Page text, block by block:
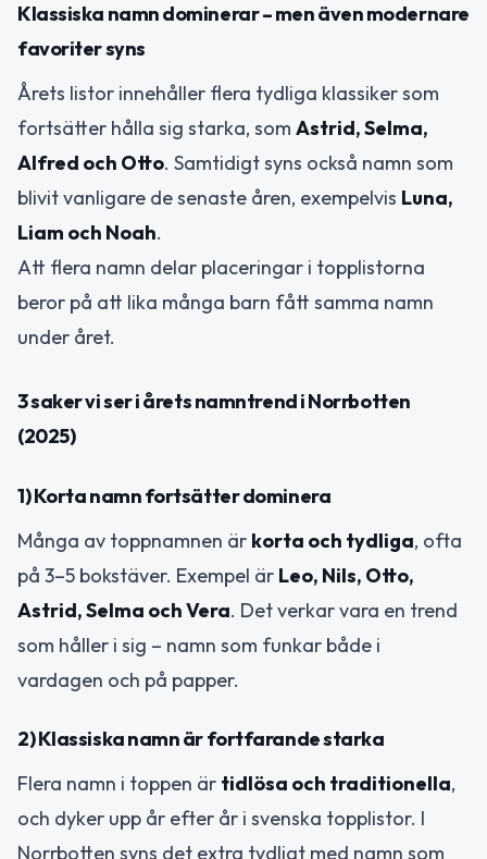
Klassiska namn dominerar – men även modernare
favoriter syns
Årets listor innehåller flera tydliga klassiker som
fortsätter hålla sig starka, som Astrid, Selma,
Alfred och Otto. Samtidigt syns också namn som
blivit vanligare de senaste åren, exempelvis Luna,
Liam och Noah.
Att flera namn delar placeringar i topplistorna
beror på att lika många barn fått samma namn
under året.
3 saker vi ser i årets namntrend i Norrbotten
(2025)
1) Korta namn fortsätter dominera
Många av toppnamnen är korta och tydliga, ofta
på 3–5 bokstäver. Exempel är Leo, Nils, Otto,
Astrid, Selma och Vera. Det verkar vara en trend
som håller i sig – namn som funkar både i
vardagen och på papper.
2) Klassiska namn är fortfarande starka
Flera namn i toppen är tidlösa och traditionella,
och dyker upp år efter år i svenska topplistor. I
Norrbotten syns det extra tydligt med namn som